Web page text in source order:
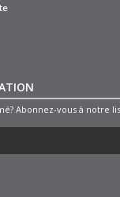
Abonnez-vous à notre